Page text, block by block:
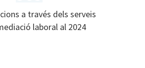
a través dels serveis
laboral al 2024